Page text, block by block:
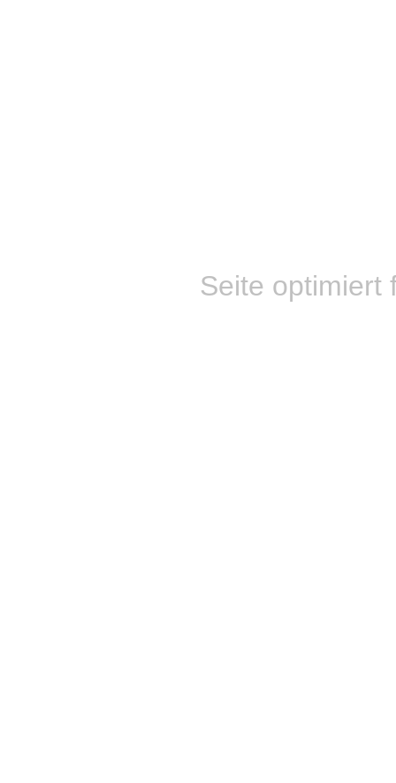
Seite optimiert